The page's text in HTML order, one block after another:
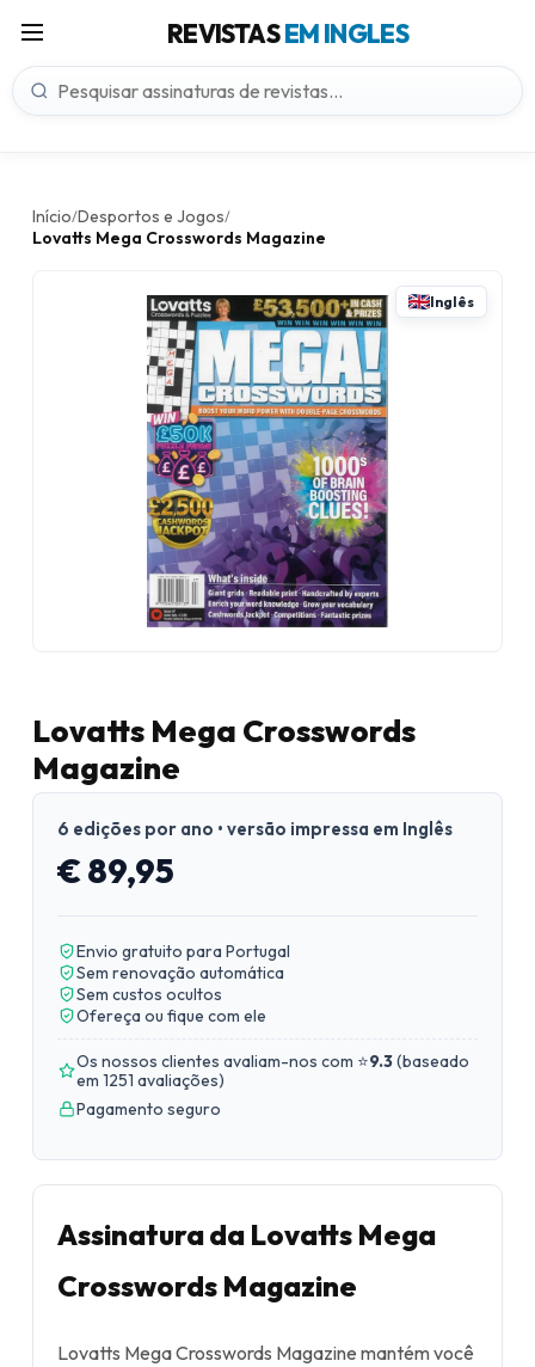
REVISTASEM INGLES
Início/Desportos e Jogos/
Lovatts Mega Crosswords Magazine
Inglês
Lovatts Mega Crosswords
Magazine
6 edições por ano • versão impressa em Inglês
€ 89,95
Envio gratuito para Portugal
Sem renovação automática
Sem custos ocultos
Ofereça ou fique com ele
Os nossos clientes avaliam-nos com ⭐9.3(baseado
em 1251 avaliações)
Pagamento seguro
Assinatura da Lovatts Mega
Crosswords Magazine
Lovatts Mega Crosswords Magazine mantém você